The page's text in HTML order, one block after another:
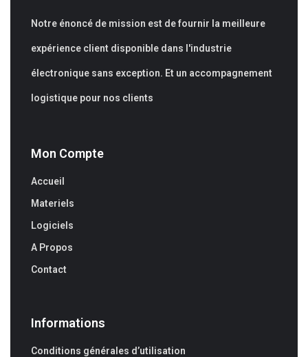
Notre énoncé de mission est de fournir la meilleure
expérience client disponible dans l'industrie
électronique sans exception. Et un accompagnement
logistique pour nos clients
Mon Compte
Accueil
Materiels
Logiciels
A Propos
Contact
Informations
Conditions générales d’utilisation